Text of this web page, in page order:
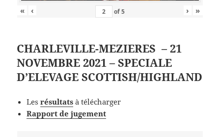
« ‹ of5 › »
CHARLEVILLE-MEZIERES – 21
NOVEMBRE 2021 – SPECIALE
D’ELEVAGE SCOTTISH/HIGHLAND
Lesrésultats à télécharger
Rapport de jugement